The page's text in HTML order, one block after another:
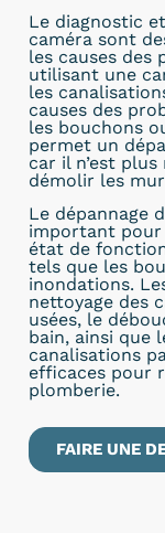
Le diagnostic
caméra sont
les causes des
utilisant une
les
causes des
les bouchons
permet un
car il n’est
démolir les
Le dépannage
important pour
état de
tels que les
inondations.
nettoyage des
usées, le
bain, ainsi que
canalisations
efficaces pour
plomberie.
FAIRE UNE